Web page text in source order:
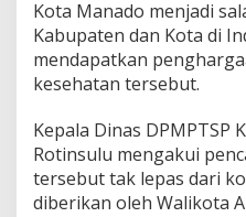
e
l
e
n
g
a
a
P
e
Kota Manado menjadi
Kabupaten dan Kota di
mendapatkan
kesehatan tersebut.
Kepala Dinas DPMPTSP
Rotinsulu mengakui
tersebut tak lepas dari
diberikan oleh Walikota